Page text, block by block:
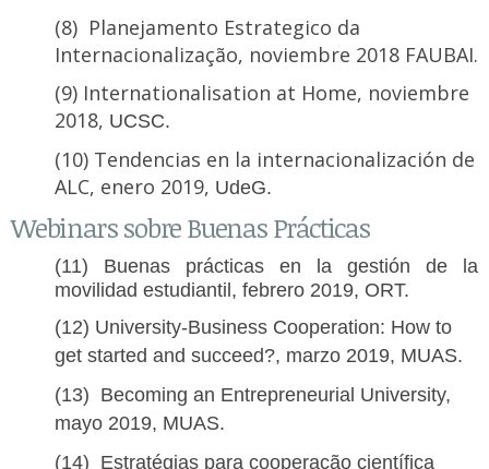
(8) Planejamento Estrategico da
Internacionalização, noviembre 2018 FAUBAI.
(9) Internationalisation at Home, noviembre
2018, UCSC.
(10) Tendencias en la internacionalización de
ALC, enero 2019, UdeG.
Webinars sobre Buenas Prácticas
(11) Buenas prácticas en la gestión de la
movilidad estudiantil, febrero 2019, ORT.
(12) University-Business Cooperation: How to
get started and succeed?, marzo 2019, MUAS.
(13)  Becoming an Entrepreneurial University,
mayo 2019, MUAS.
(14)  Estratégias para cooperação científica